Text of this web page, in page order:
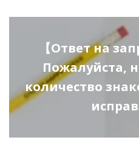
【Ответ на
Пожалуйста,
количество